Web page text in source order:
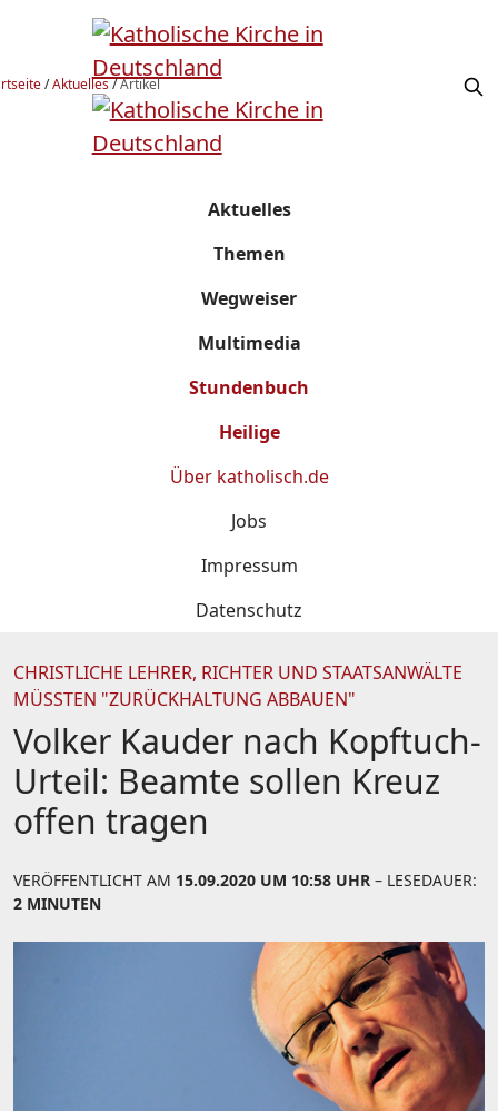
/Aktuelles/Artikel
Aktuelles
Themen
Wegweiser
Multimedia
Stundenbuch
Heilige
Über katholisch.de
Jobs
Impressum
Datenschutz
CHRISTLICHE LEHRER, RICHTER UND STAATSANWÄLTE
MÜSSTEN "ZURÜCKHALTUNG ABBAUEN"
Volker Kauder nach Kopftuch-
Urteil: Beamte sollen Kreuz
offen tragen
VERÖFFENTLICHT AM 15.09.2020 UM 10:58 UHR – LESEDAUER:
2 MINUTEN